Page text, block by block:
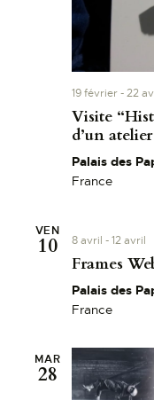
Visite
d’un
19 février-22
Palais des
France
VEN
10
Frames
8 avril -12 avril
Palais des
France
MAR
28